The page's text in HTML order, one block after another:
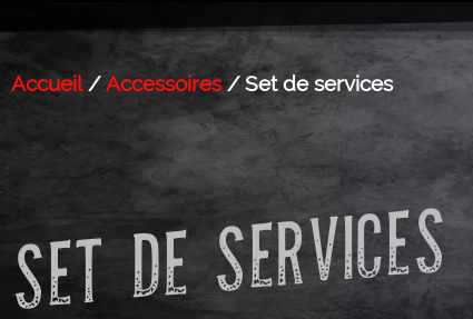
Accueil/Accessoires/ Set de services
SET DE SERVICES